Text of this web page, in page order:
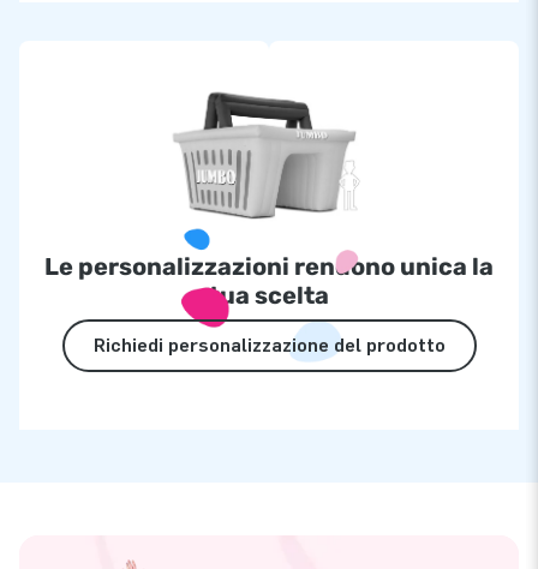
Le personalizzazioni rendono unica la
tua scelta
Richiedi personalizzazione del prodotto